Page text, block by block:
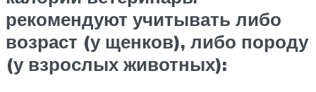
рекомендуют учитывать либо
возраст (у щенков), либо породу
(у взрослых животных):